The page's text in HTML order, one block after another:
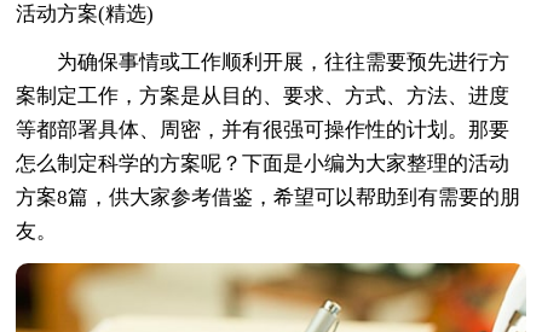
活动方案(精选)
为确保事情或工作顺利开展，往往需要预先进行方
案制定工作，方案是从目的、要求、方式、方法、进度
等都部署具体、周密，并有很强可操作性的计划。那要
怎么制定科学的方案呢？下面是小编为大家整理的活动
方案8篇，供大家参考借鉴，希望可以帮助到有需要的朋
友。